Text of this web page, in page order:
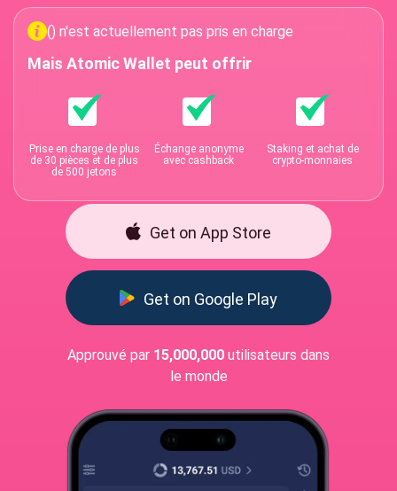
() n'est actuellement pas pris en charge
Mais Atomic Wallet peut offrir
Prise en charge de plus
de 30 pièces et de plus
de 500 jetons
Échange anonyme
avec cashback
Staking et achat de
crypto-monnaies
Get on App Store
Get on Google Play
Approuvé par 15,000,000 utilisateurs dans
le monde